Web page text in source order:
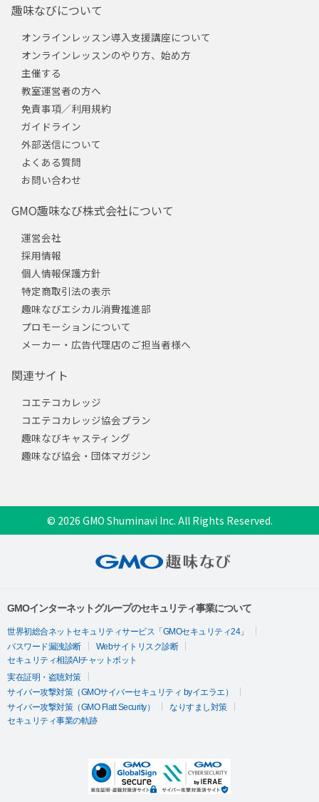
趣味なびについて
オンラインレッスン導入支援講座について
オンラインレッスンのやり方、始め方
主催する
教室運営者の方へ
免責事項／利用規約
ガイドライン
外部送信について
よくある質問
お問い合わせ
GMO趣味なび株式会社について
運営会社
採用情報
個人情報保護方針
特定商取引法の表示
趣味なびエシカル消費推進部
プロモーションについて
メーカー・広告代理店のご担当者様へ
関連サイト
コエテコカレッジ
コエテコカレッジ協会プラン
趣味なびキャスティング
趣味なび協会・団体マガジン
© 2026 GMO Shuminavi Inc. All Rights Reserved.